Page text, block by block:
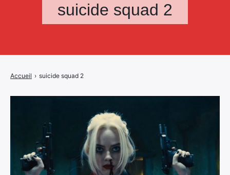
suicide squad 2
Accueil › suicide squad 2